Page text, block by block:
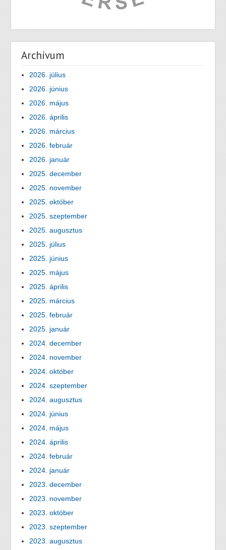
Archívum
2026. július
2026. június
2026. május
2026. április
2026. március
2026. február
2026. január
2025. december
2025. november
2025. október
2025. szeptember
2025. augusztus
2025. július
2025. június
2025. május
2025. április
2025. március
2025. február
2025. január
2024. december
2024. november
2024. október
2024. szeptember
2024. augusztus
2024. június
2024. május
2024. április
2024. február
2024. január
2023. december
2023. november
2023. október
2023. szeptember
2023. augusztus